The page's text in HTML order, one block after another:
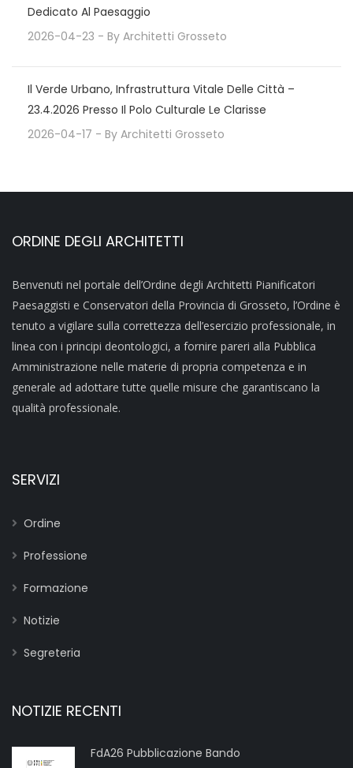
Dedicato Al Paesaggio
2026-04-23 - By Architetti Grosseto
Il Verde Urbano, Infrastruttura Vitale Delle Città –
23.4.2026 Presso Il Polo Culturale Le Clarisse
2026-04-17 - By Architetti Grosseto
ORDINE DEGLI ARCHITETTI
Benvenuti nel portale dell’Ordine degli Architetti Pianificatori
Paesaggisti e Conservatori della Provincia di Grosseto, l’Ordine è
tenuto a vigilare sulla correttezza dell’esercizio professionale, in
linea con i principi deontologici, a fornire pareri alla Pubblica
Amministrazione nelle materie di propria competenza e in
generale ad adottare tutte quelle misure che garantiscano la
qualità professionale.
SERVIZI
Ordine
Professione
Formazione
Notizie
Segreteria
NOTIZIE RECENTI
FdA26 Pubblicazione Bando